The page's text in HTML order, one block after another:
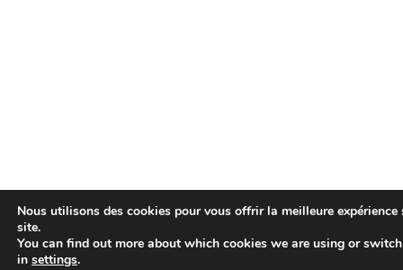
Nous utilisons des cookies pour vous offrir la meilleure expérience
site.
You can find out more about which cookies we are using or
in settings.